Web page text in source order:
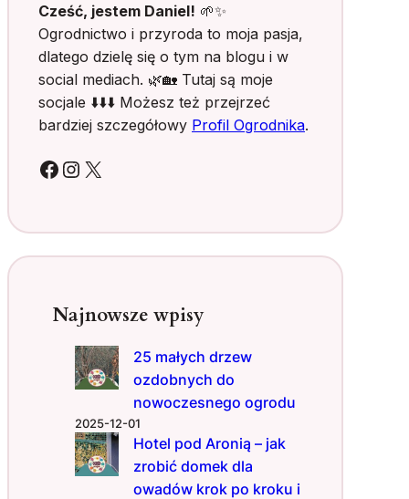
a
ć
m
n
i
e
,
a
ą
ć
ę
e
?
S
Cześć, jestem Daniel! 🌱✨
Ogrodnictwo i przyroda to moja pasja,
dlatego dzielę się o tym na blogu i w
social mediach. 🌿🏡 Tutaj są moje
socjale ⬇️⬇️⬇️ Możesz też przejrzeć
bardziej szczegółowy Profil Ogrodnika.
Facebook Instagram X
Najnowsze wpisy
25 małych drzew
ozdobnych do
nowoczesnego ogrodu
2025-12-01
Hotel pod Aronią – jak
zrobić domek dla
owadów krok po kroku i